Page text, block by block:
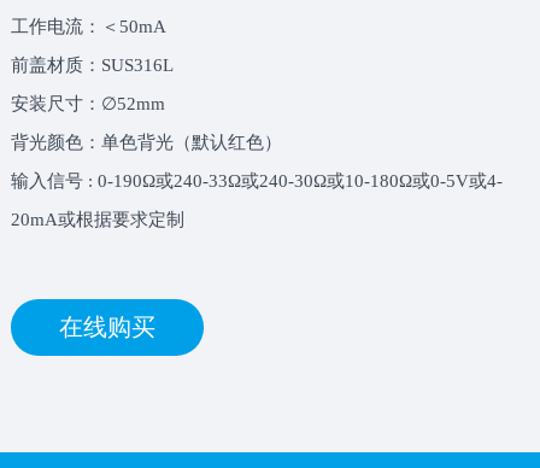
工作电流：＜50mA
前盖材质：SUS316L
安装尺寸：∅52mm
背光颜色：单色背光（默认红色）
输入信号 : 0-190Ω或240-33Ω或240-30Ω或10-180Ω或0-5V或4-
20mA或根据要求定制
在线购买